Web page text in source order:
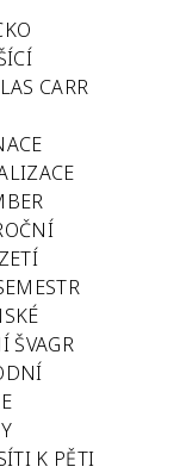
CARR
ŠVAGR
K PĚTI